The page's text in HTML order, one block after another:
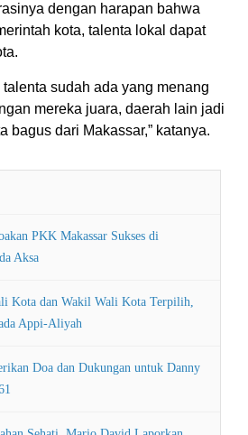
dengan harapan bahwa
kota, talenta lokal dapat
sudah ada yang menang
mereka juara, daerah lain jadi
bagus dari Makassar,” katanya.
PKK Makassar Sukses di
Aksa
Kota dan Wakil Wali Kota Terpilih,
Appi-Aliyah
Doa dan Dukungan untuk Danny